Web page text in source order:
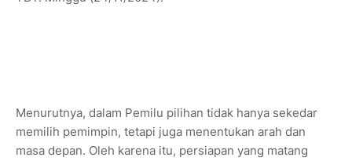
Menurutnya, dalam Pemilu pilihan tidak hanya sekedar
memilih pemimpin, tetapi juga menentukan arah dan
masa depan. Oleh karena itu, persiapan yang matang